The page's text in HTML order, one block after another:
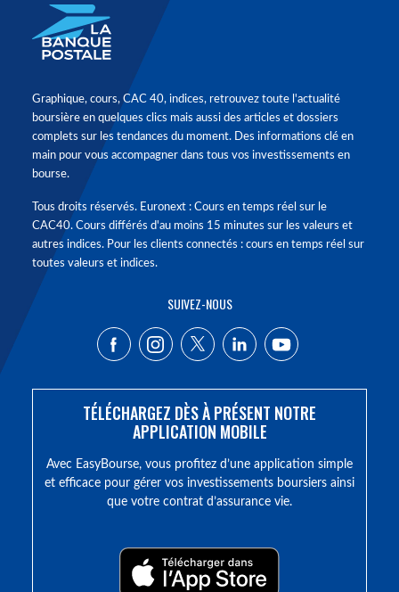
Graphique, cours, CAC 40, indices, retrouvez toute l'actualité
boursière en quelques clics mais aussi des articles et dossiers
complets sur les tendances du moment. Des informations clé en
main pour vous accompagner dans tous vos investissements en
bourse.
Tous droits réservés. Euronext : Cours en temps réel sur le
CAC40. Cours différés d'au moins 15 minutes sur les valeurs et
autres indices. Pour les clients connectés : cours en temps réel sur
toutes valeurs et indices.
SUIVEZ-NOUS
TÉLÉCHARGEZ DÈS À PRÉSENT NOTRE
APPLICATION MOBILE
Avec EasyBourse, vous profitez d’une application simple
et efficace pour gérer vos investissements boursiers ainsi
que votre contrat d’assurance vie.